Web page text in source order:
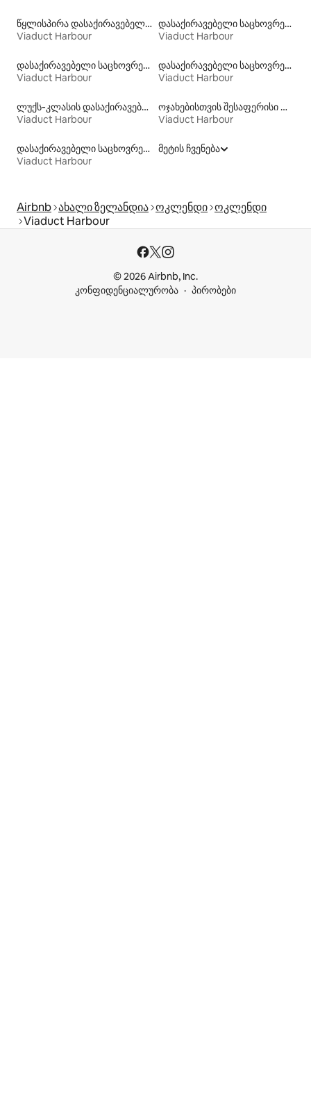
წყლისპირა დასაქირავებელი საცხოვრებლები
Viaduct Harbour
დასაქირავებელი საცხოვრებლები საუნით
Viaduct Harbour
დასაქირავებელი საცხოვრებლები ჰიდრომასაჟის აუზით
Viaduct Harbour
დასაქირავებელი საცხოვრებლები პლაჟზე გასასვლელით
Viaduct Harbour
ლუქს‑კლასის დასაქირავებელი საცხოვრებლები
Viaduct Harbour
ოჯახებისთვის შესაფერისი დასაქირავებელი საცხოვრებლები
Viaduct Harbour
დასაქირავებელი საცხოვრებლები აუზებით
Viaduct Harbour
მეტის ჩვენება
Airbnb ახალი ზელანდია ოკლენდი ოკლენდი
Viaduct Harbour
© 2026 Airbnb, Inc.
კონფიდენციალურობა
პირობები